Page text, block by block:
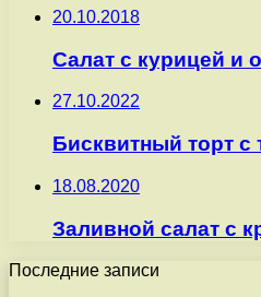
20.10.2018
Салат с курицей и
27.10.2022
Бисквитный торт
18.08.2020
Заливной салат с
Последние записи